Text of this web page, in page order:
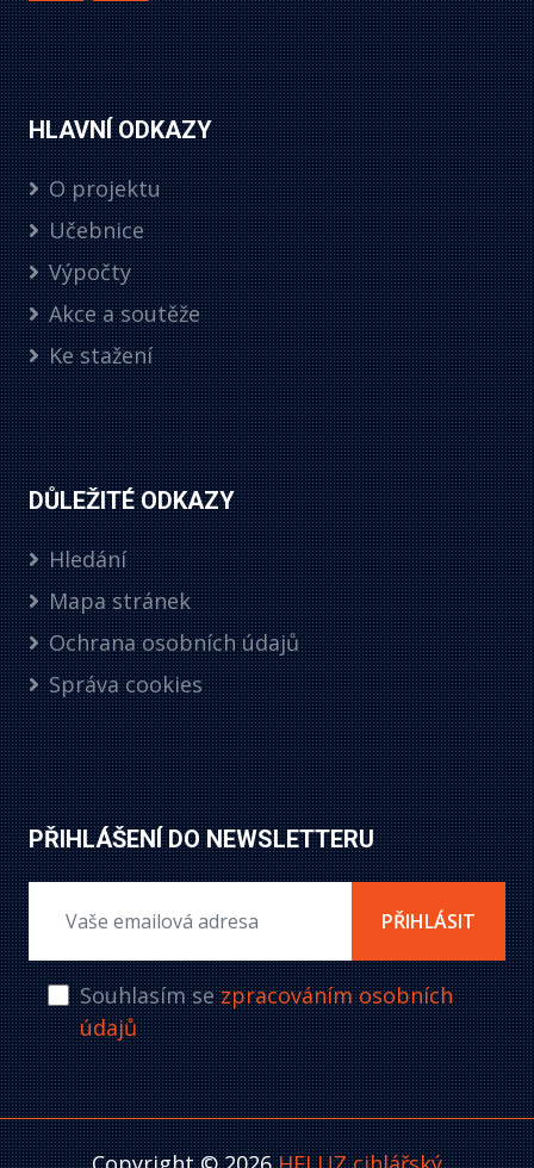
HLAVNÍ ODKAZY
O projektu
Učebnice
Výpočty
Akce a soutěže
Ke stažení
DŮLEŽITÉ ODKAZY
Hledání
Mapa stránek
Ochrana osobních údajů
Správa cookies
PŘIHLÁŠENÍ DO NEWSLETTERU
PŘIHLÁSIT
Souhlasím sezpracováním osobních
údajů